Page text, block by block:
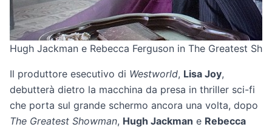
Hugh Jackman e Rebecca Ferguson in The Greatest
Il produttore esecutivo di Westworld, Lisa Joy,
debutterà dietro la macchina da presa in thriller sci-fi
che porta sul grande schermo ancora una volta, dopo
The Greatest Showman, Hugh Jackman e Rebecca